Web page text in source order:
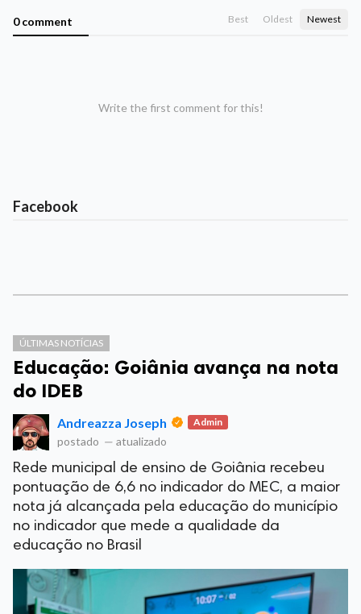
0 comment Best Oldest Newest
Write the first comment for this!
Facebook
ÚLTIMAS NOTÍCIAS
Educação: Goiânia avança na nota
do IDEB
Andreazza Joseph Admin
postado — atualizado
Rede municipal de ensino de Goiânia recebeu
pontuação de 6,6 no indicador do MEC, a maior
nota já alcançada pela educação do município
no indicador que mede a qualidade da
educação no Brasil